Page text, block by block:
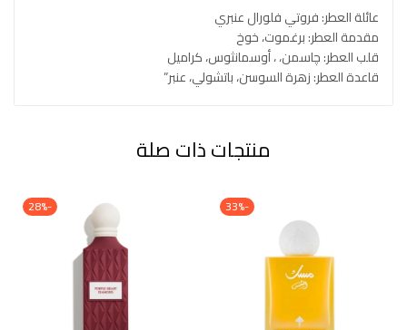
عائلة العطر: فروتي فلورال عنبري
مقدمة العطر: برغموت، خوخ
قلب العطر: چاسمن، ، أوسمانثوس، كراميل
قاعدة العطر: زهرة السوسن، باتشولي، عنبر”
منتجات ذات صلة
-33%
-28%